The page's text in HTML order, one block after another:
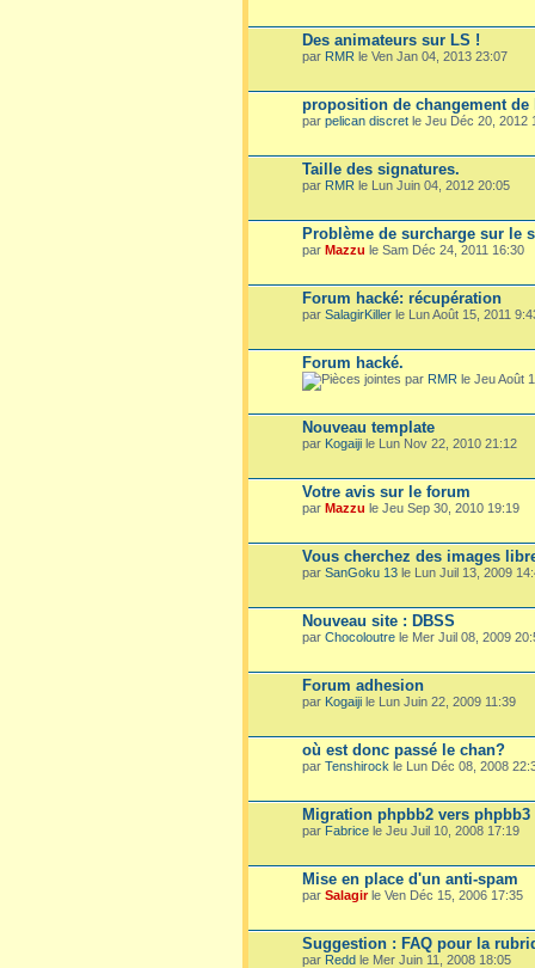
Des animateurs sur LS !
par RMR le Ven Jan 04, 2013 23:07
proposition de changement
par pelican discret le Jeu Déc 20, 2012
Taille des signatures.
par RMR le Lun Juin 04, 2012 20:05
Problème de surcharge sur le
par Mazzu le Sam Déc 24, 2011 16:30
Forum hacké: récupération
par SalagirKiller le Lun Août 15, 2011
Forum hacké.
par RMR le Jeu Août
Nouveau template
par Kogaiji le Lun Nov 22, 2010 21:12
Votre avis sur le forum
par Mazzu le Jeu Sep 30, 2010 19:19
Vous cherchez des images
par SanGoku 13 le Lun Juil 13, 2009
Nouveau site : DBSS
par Chocoloutre le Mer Juil 08, 2009
Forum adhesion
par Kogaiji le Lun Juin 22, 2009 11:39
où est donc passé le chan?
par Tenshirock le Lun Déc 08, 2008
Migration phpbb2 vers phpbb3
par Fabrice le Jeu Juil 10, 2008 17:19
Mise en place d'un anti-spam
par Salagirle Ven Déc 15, 2006 17:35
Suggestion : FAQ pour la
par Redd le Mer Juin 11, 2008 18:05